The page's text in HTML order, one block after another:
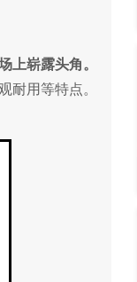
崭露头角。
用等特点。